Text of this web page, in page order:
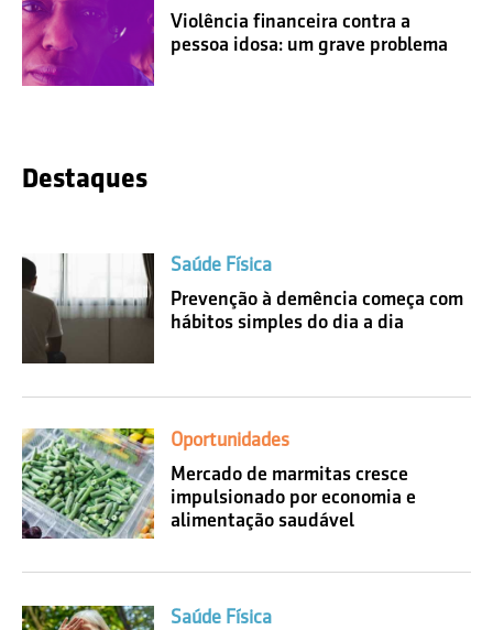
Violência financeira contra a
pessoa idosa: um grave problema
Destaques
Saúde Física
Prevenção à demência começa com
hábitos simples do dia a dia
Oportunidades
Mercado de marmitas cresce
impulsionado por economia e
alimentação saudável
Saúde Física